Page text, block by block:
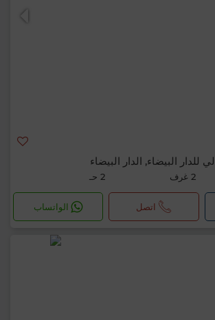
البيضاء, الدار البيضاء
2 غرف 2 حـ
اتصل الواتساب